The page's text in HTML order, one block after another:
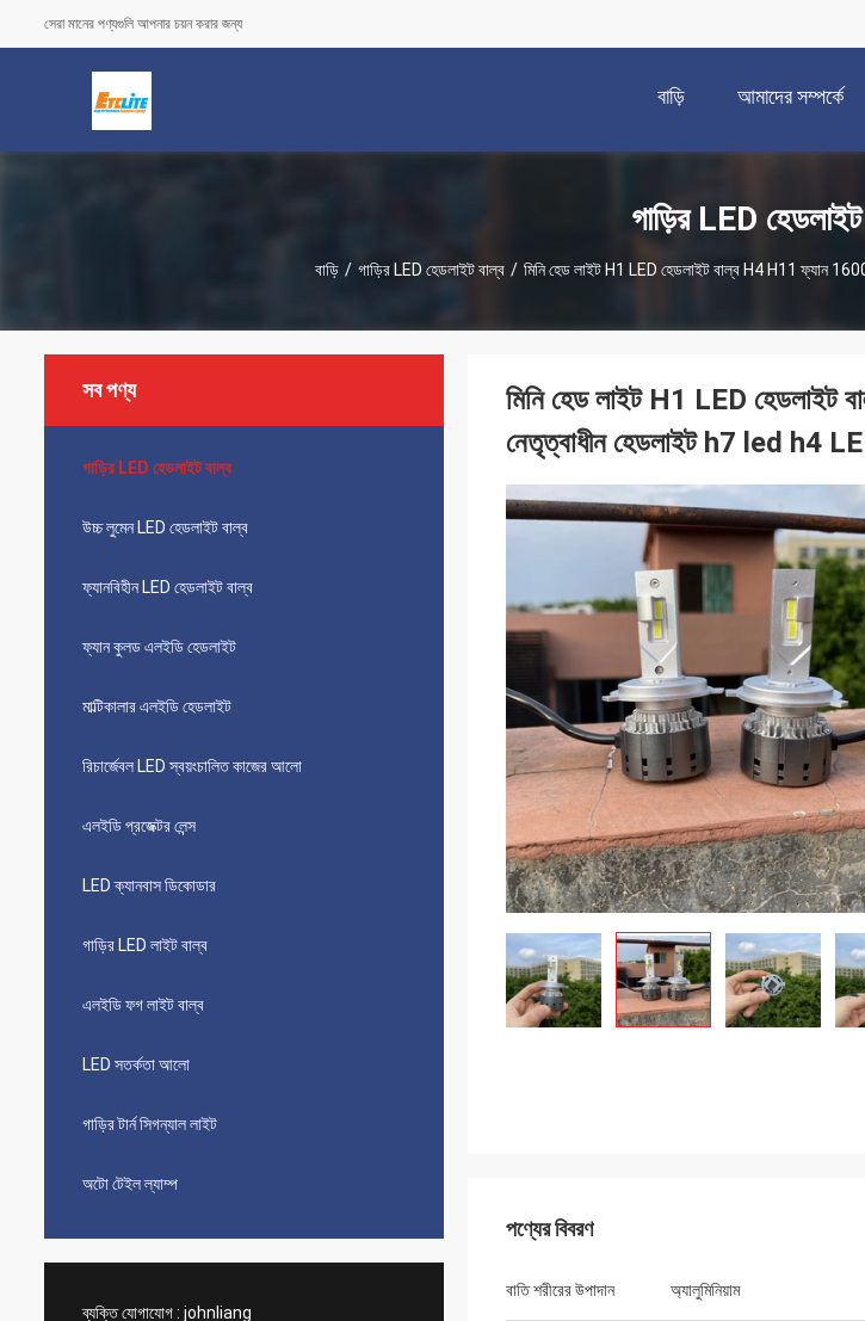
সেরা মানের পণ্যগুলি আপনার চয়ন করার জন্য
বাড়ি আমাদের সম্পর্কে
গাড়ির LED
বাড়ি / গাড়ির LED হেডলাইট বাল্ব / মিনি হেড লাইট H1 LED হেডলাইট বাল্ব H4 H11 ফ্যান
সব পণ্য
গাড়ির LED হেডলাইট বাল্ব
উচ্চ লুমেন LED হেডলাইট বাল্ব
ফ্যানবিহীন LED হেডলাইট বাল্ব
ফ্যান কুলড এলইডি হেডলাইট
মাল্টিকালার এলইডি হেডলাইট
রিচার্জেবল LED স্বয়ংচালিত কাজের আলো
এলইডি প্রজেক্টর লেন্স
LED ক্যানবাস ডিকোডার
গাড়ির LED লাইট বাল্ব
এলইডি ফগ লাইট বাল্ব
LED সতর্কতা আলো
গাড়ির টার্ন সিগন্যাল লাইট
অটো টেইল ল্যাম্প
ব্যক্তি যোগাযোগ : johnliang
মিনি হেড লাইট H1 LED
নেতৃত্বাধীন হেডলাইট h7 led h4
পণ্যের বিবরণ
বাতি শরীরের উপাদান অ্যালুমিনিয়াম